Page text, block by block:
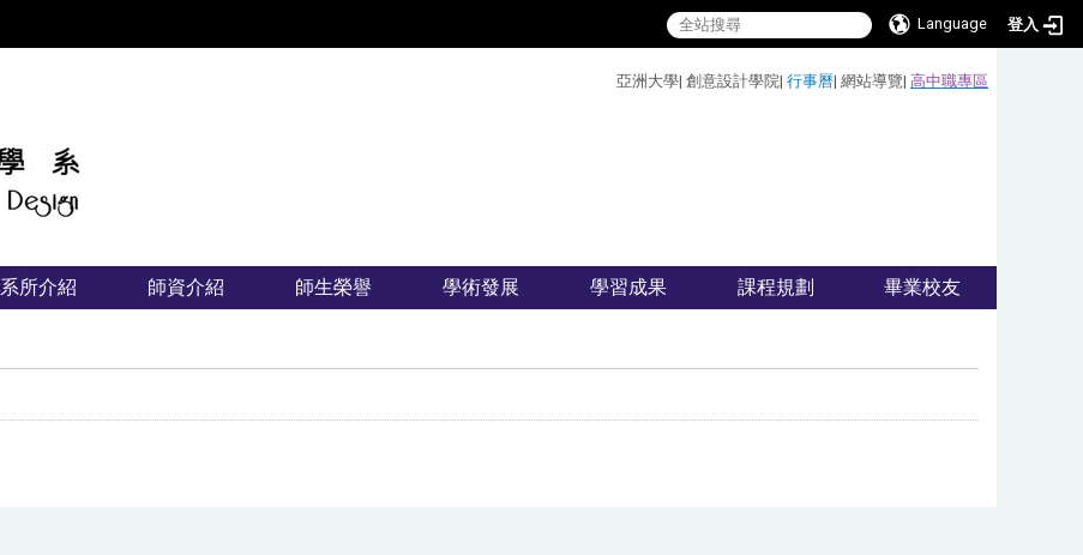
Language 登入
亞洲大學| 創意設計學院| 行事曆| 網站導覽| 高中職專區
系所介紹 師資介紹 師生榮譽 學術發展 學習成果 課程規劃 畢業校友